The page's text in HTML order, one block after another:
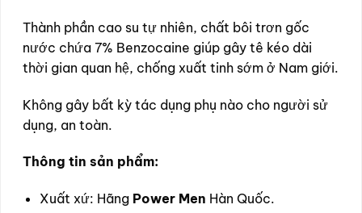
Thành phần cao su tự nhiên, chất bôi trơn gốc
nước chứa 7% Benzocaine giúp gây tê kéo dài
thời gian quan hệ, chống xuất tinh sớm ở Nam giới.
Không gây bất kỳ tác dụng phụ nào cho người sử
dụng, an toàn.
Thông tin sản phẩm:
Xuất xứ: Hãng Power Men Hàn Quốc.